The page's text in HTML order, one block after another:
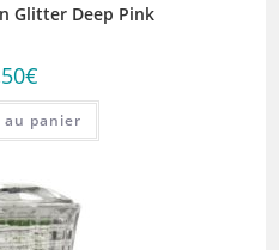
Glitter Deep Pink
€
panier